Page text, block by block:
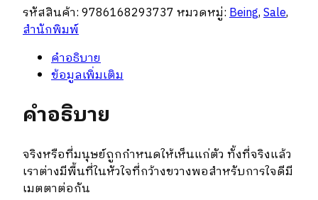
รหัสสินค้า:9786168293737หมวดหมู่:Being,Sale,
สำนักพิมพ์
คำอธิบาย
ข้อมูลเพิ่มเติม
คำอธิบาย
จริงหรือที่มนุษย์ถูกกำหนดให้เห็นแก่ตัว ทั้งที่จริงแล้ว
เราต่างมีพื้นที่ในหัวใจที่กว้างขวางพอสำหรับการใจดีมี
เมตตาต่อกัน